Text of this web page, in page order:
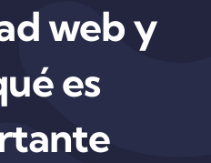
web y
es